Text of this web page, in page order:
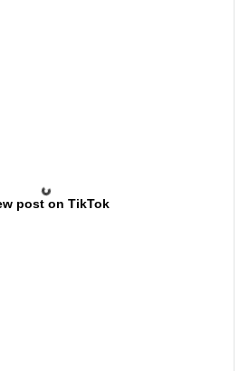
post on TikTok